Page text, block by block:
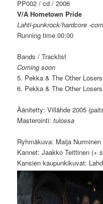
PP002 / cd / 2006
V/A Hometown Pride
Lahti-punkrock/hardcore -
Running time 00:00
Bands / Tracklist
Coming soon
5. Pekka & The Other
6. Pekka & The Other
Äänitetty: Villähde 2005
Masterointi:tulossa
Ryhmäkuva: Maija Nurminen
Kannet: Jaakko Teittinen (+
Kansien kaupunkikuvat: